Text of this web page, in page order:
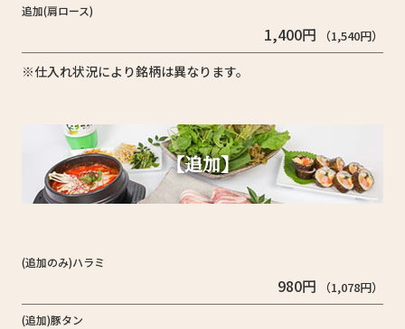
追加(肩ロース)
1,400円 （1,540円）
※仕入れ状況により銘柄は異なります。
【追加】
(追加のみ)ハラミ
980円 （1,078円）
(追加)豚タン